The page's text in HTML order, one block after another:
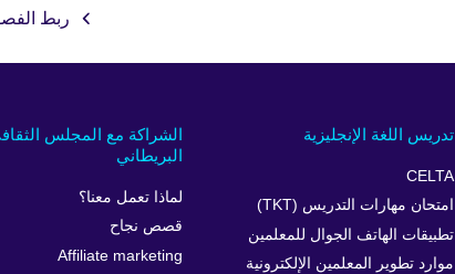
ربط
الشراكة مع المجلس
البريطاني
لماذا تعمل معنا؟
قصص نجاح
Affiliate marketing
تدريس اللغة الإنجليزية
CELTA
امتحان مهارات التدريس (TKT)
تطبيقات الهاتف الجوال للمعلمين
موارد تطوير المعلمين الإلكترونية